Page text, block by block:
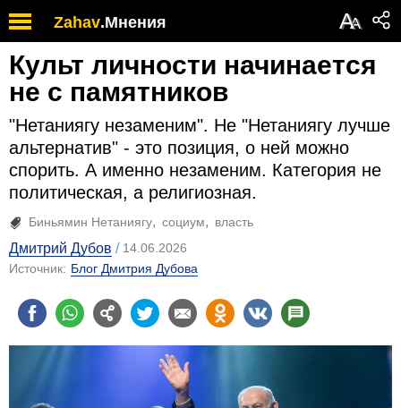
Zahav.Мнения АА
Культ личности начинается
не с памятников
"Нетаниягу незаменим". Не "Нетаниягу лучше
альтернатив" - это позиция, о ней можно
спорить. А именно незаменим. Категория не
политическая, а религиозная.
Биньямин Нетаниягу социум власть
Дмитрий Дубов
14.06.2026
Источник: Блог Дмитрия Дубова